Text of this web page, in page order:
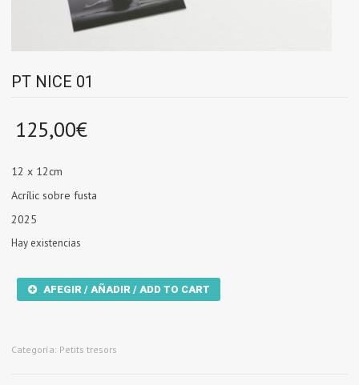
PT NICE 01
125,00€
12 x 12cm
Acrílic sobre fusta
2025
Hay existencias
Nice
AFEGIR / AÑADIR / ADD TO CART
Categoría: Petits tresors